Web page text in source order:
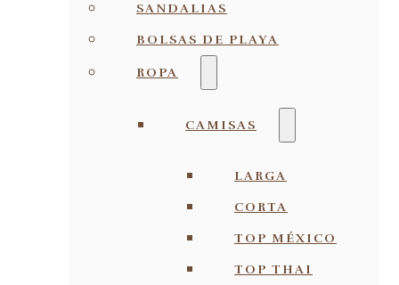
SANDALIAS
BOLSAS DE PLAYA
ROPA
CAMISAS
LARGA
CORTA
TOP MÉXICO
TOP THAI